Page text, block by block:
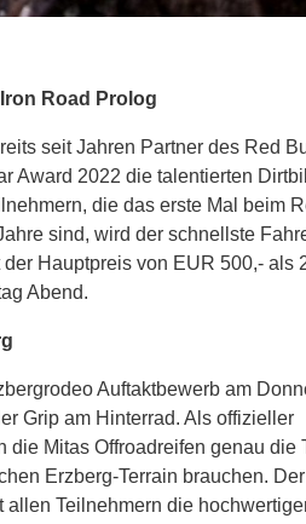
Road Prolog
seit Jahren Partner des Red
Award 2022 die talentierten
die das erste Mal beim
sind, wird der schnellste
Hauptpreis von EUR 500,- als
Abend.
Auftaktbewerb am
Grip am Hinterrad. Als offizieller
Mitas Offroadreifen genau die
Erzberg-Terrain brauchen.
Teilnehmern die